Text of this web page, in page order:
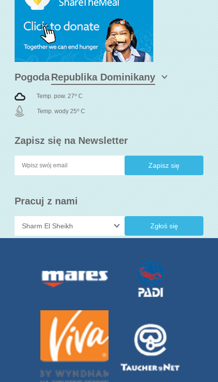
Zapisz się na Newsletter
Pracuj z nami
Zgłoś się
Pogoda
Temp. pow. 27o C
Temp. wody 25o C